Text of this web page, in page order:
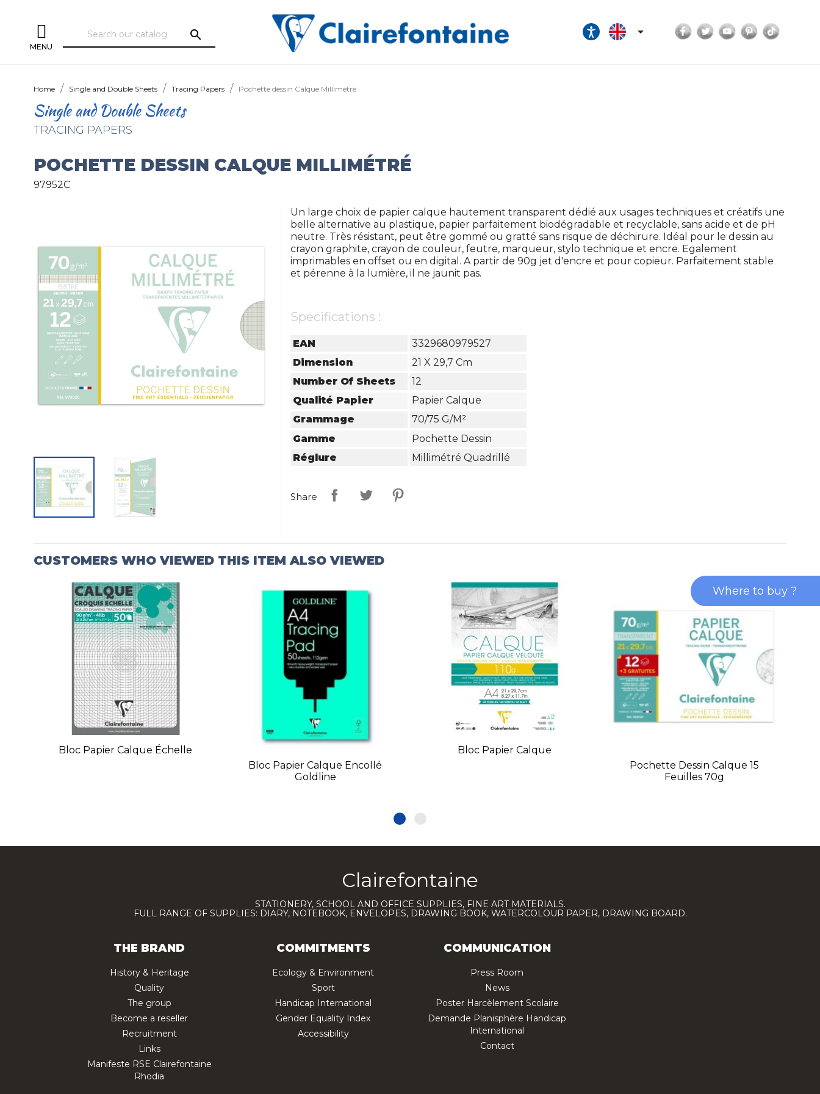
MENU
search  Facebook
TwitterYouTubePinterest
Home Single and Double Sheets Tracing Papers Pochette dessin Calque Millimétré
Single and Double Sheets
TRACING PAPERS
POCHETTE DESSIN CALQUE MILLIMÉTRÉ
97952C
Un large choix de papier calque hautement transparent dédié aux usages techniques et créatifs une
belle alternative au plastique, papier parfaitement biodégradable et recyclable, sans acide et de pH
neutre. Très résistant, peut être gommé ou gratté sans risque de déchirure. Idéal pour le dessin au
crayon graphite, crayon de couleur, feutre, marqueur, stylo technique et encre. Egalement
imprimables en offset ou en digital. A partir de 90g jet d'encre et pour copieur. Parfaitement stable
et pérenne à la lumière, il ne jaunit pas.
Specifications :
EAN
3329680979527
Dimension
21 X 29,7 Cm
Number Of Sheets
12
Qualité Papier
Papier Calque
Grammage
70/75 G/m²
Gamme
Pochette Dessin
Réglure
Millimétré Quadrillé
Share
CUSTOMERS WHO VIEWED THIS ITEM ALSO VIEWED
Bloc Papier Calque Échelle
Bloc Papier Calque Encollé
Goldline
Bloc Papier Calque
Pochette Dessin Calque 15
Feuilles 70g
Clairefontaine
STATIONERY, SCHOOL AND OFFICE SUPPLIES, FINE ART MATERIALS.
FULL RANGE OF SUPPLIES: DIARY, NOTEBOOK, ENVELOPES, DRAWING BOOK, WATERCOLOUR PAPER, DRAWING BOARD.
THE BRAND
History & Heritage
Quality
The group
Become a reseller
Recruitment
Links
Manifeste RSE Clairefontaine
Rhodia
COMMITMENTS
Ecology & Environment
Sport
Handicap International
Gender Equality Index
Accessibility
COMMUNICATION
Press Room
News
Poster Harcèlement Scolaire
Demande Planisphère Handicap
International
Contact
Where to buy ?